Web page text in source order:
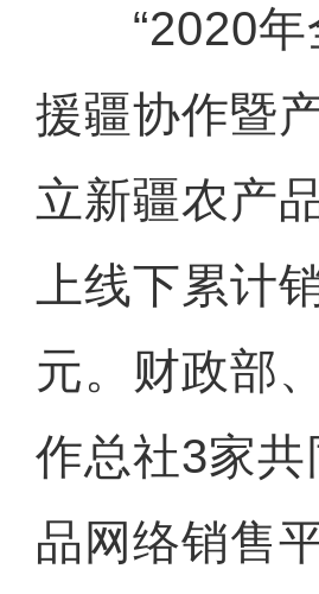
“2020年
援疆协作暨
立新疆农产
上线下累计
元。财政部
作总社3家
品网络销售